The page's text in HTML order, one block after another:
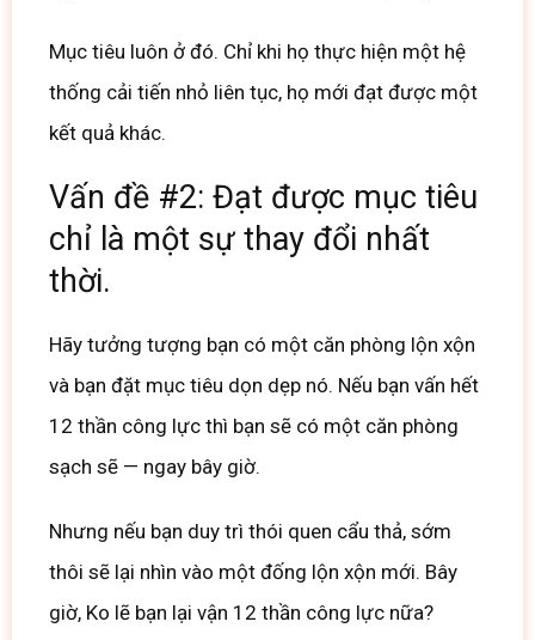
Mục tiêu luôn ở đó. Chỉ khi họ thực hiện một hệ
thống cải tiến nhỏ liên tục, họ mới đạt được một
kết quả khác.
Vấn đề #2: Đạt được mục tiêu
chỉ là một sự thay đổi nhất
thời.
Hãy tưởng tượng bạn có một căn phòng lộn xộn
và bạn đặt mục tiêu dọn dẹp nó. Nếu bạn vấn hết
12 thần công lực thì bạn sẽ có một căn phòng
sạch sẽ — ngay bây giờ.
Nhưng nếu bạn duy trì thói quen cẩu thả, sớm
thôi sẽ lại nhìn vào một đống lộn xộn mới. Bây
giờ, Ko lẽ bạn lại vận 12 thần công lực nữa?